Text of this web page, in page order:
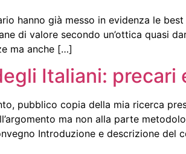
hanno già messo in evidenza le
di valore secondo un’ottica quasi
ma anche […]
Italiani:
pubblico copia della mia ricerca
ma non alla parte
Introduzione e descrizione